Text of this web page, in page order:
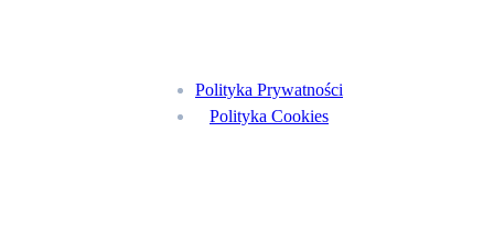
Polityka Prywatności
Polityka Cookies